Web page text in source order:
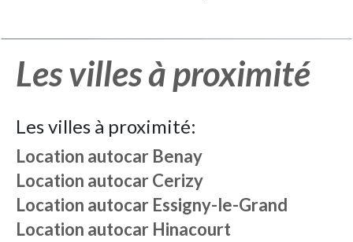
Les villes à proximité
Les villes à proximité:
Location autocar Benay
Location autocarCerizy
Location autocar Essigny-le-Grand
Location autocar Hinacourt